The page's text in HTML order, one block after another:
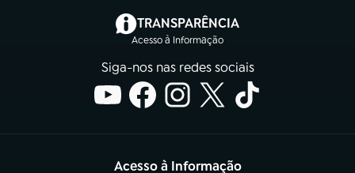
TRANSPARÊNCIA
Acesso à Informação
(abre em nova aba)
Siga-nos nas redes sociais
Acesso à Informação